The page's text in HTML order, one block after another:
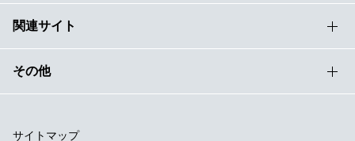
関連サイト
その他
サイトマップ